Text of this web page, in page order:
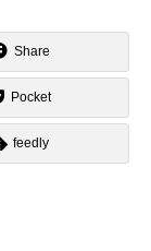
Share
Pocket
feedly